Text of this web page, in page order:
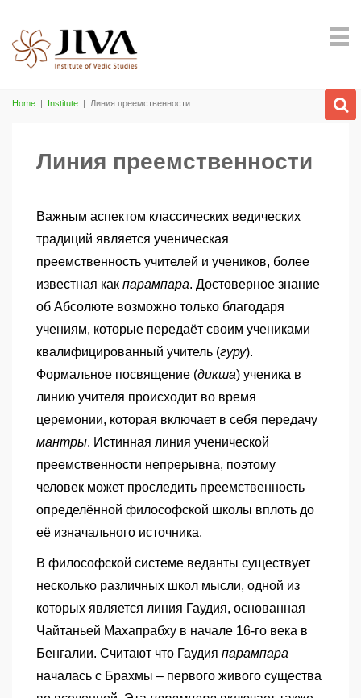
Home | Institute | Линия преемственности
Линия преемственности
Важным аспектом классических ведических
традиций является ученическая
преемственность учителей и учеников, более
известная как парампара. Достоверное знание
об Абсолюте возможно только благодаря
учениям, которые передаёт своим учениками
квалифицированный учитель (гуру).
Формальное посвящение (дикша) ученика в
линию учителя происходит во время
церемонии, которая включает в себя передачу
мантры. Истинная линия ученической
преемственности непрерывна, поэтому
человек может проследить преемственность
определённой философской школы вплоть до
её изначального источника.
В философской системе веданты существует
несколько различных школ мысли, одной из
которых является линия Гаудия, основанная
Чайтаньей Махапрабху в начале 16-го века в
Бенгалии. Считают что Гаудия парампара
началась с Брахмы – первого живого существа